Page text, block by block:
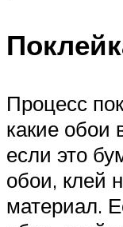
Процесс
какие обои
если это
обои, клей
материал.